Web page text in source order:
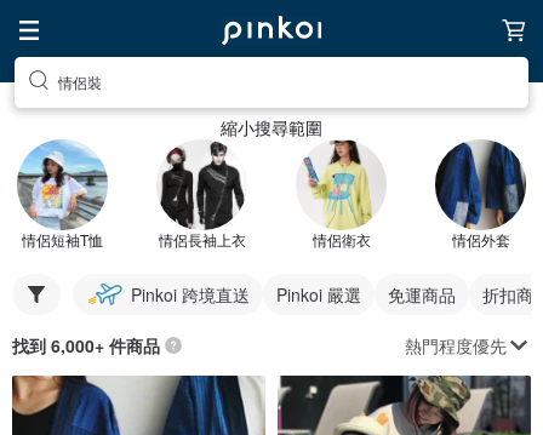
情侶裝
縮小搜尋範圍
情侶短袖T恤 情侶長袖上衣 情侶衛衣 情侶外套
Pinkoi 跨境直送 Pinkoi 嚴選 免運商品 折扣商
找到 6,000+ 件商品 熱門程度優先